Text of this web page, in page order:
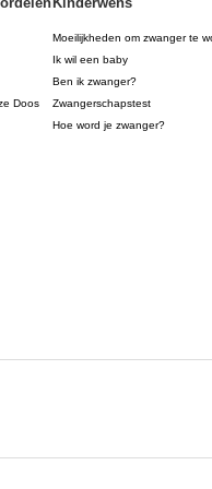
Doos
Moeilijkheden om zwanger te
Ik wil een baby
Ben ik zwanger?
Zwangerschapstest
Hoe word je zwanger?